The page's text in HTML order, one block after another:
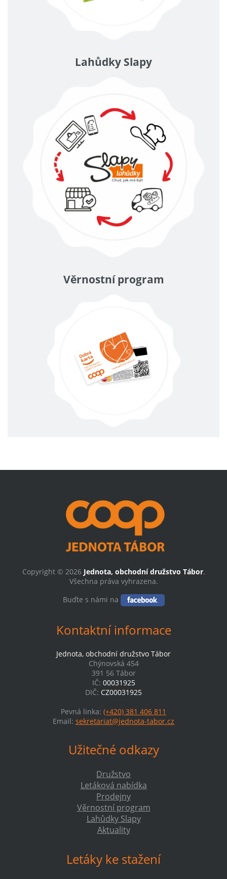
Lahůdky Slapy
Věrnostní program
Copyright © 2026 Jednota, obchodní družstvo Tábor.
Všechna práva vyhrazena.
Buďte s námi na
Kontaktní informace
Jednota, obchodní družstvo Tábor
Chýnovská 454
391 56 Tábor
IČ: 00031925
DIČ: CZ00031925
Pevná linka: (+420) 381 406 811
Email: sekretariat@jednota-tabor.cz
Užitečné odkazy
Družstvo
Letáková nabídka
Prodejny
Věrnostní program
Lahůdky Slapy
Aktuality
Letáky ke stažení